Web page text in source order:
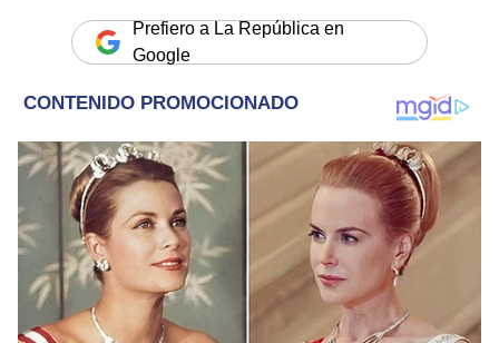
Prefiero a La República en
Google